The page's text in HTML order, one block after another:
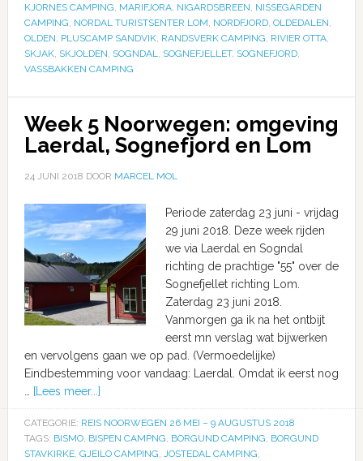
KJORNES CAMPING, MARIFJORA, NIGARDSBREEN, NISSEGARDEN
CAMPING, NORDAL TURISTSENTER LOM, NORDFJORD, OLDEDALEN,
OLDEN, PLUSCAMP SANDVIK, RANDSVERK CAMPING, RIVIER OTTA,
SKJAK, SKJOLDEN, SOGNDAL, SOGNEFJELLET, SOGNEFJORD,
VASSBAKKEN CAMPING
Week 5 Noorwegen: omgeving
Laerdal, Sognefjord en Lom
24 JUNI 2018 DOOR MARCEL MOL
Periode zaterdag 23 juni - vrijdag
29 juni 2018. Deze week rijden
we via Laerdal en Sogndal
richting de prachtige "55" over de
Sognefjellet richting Lom.
Zaterdag 23 juni 2018.
Vanmorgen ga ik na het ontbijt
eerst mn verslag wat bijwerken
en vervolgens gaan we op pad. (Vermoedelijke)
Eindbestemming voor vandaag: Laerdal. Omdat ik eerst nog
[Lees meer...]
CATEGORIE: REIS NOORWEGEN 26 MEI – 9 AUGUSTUS 2018
TAGS: BISMO, BISPEN CAMPNG, BORGUND CAMPING, BORGUND
STAVKIRKE, GJEILO CAMPING, JOSTEDAL CAMPING,